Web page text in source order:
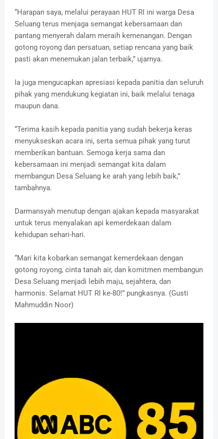
“Harapan saya, melalui perayaan HUT RI ini warga Desa
Seluang terus menjaga semangat kebersamaan dan
pantang menyerah dalam meraih kemenangan. Dengan
gotong royong dan persatuan, setiap rencana yang baik
pasti akan menemukan jalan terbaik,” ujarnya.
Ia juga mengucapkan apresiasi kepada panitia dan seluruh
pihak yang mendukung kegiatan ini, baik melalui tenaga
maupun dana.
“Terima kasih kepada panitia yang sudah bekerja keras
menyukseskan acara ini, serta semua pihak yang turut
memberikan bantuan. Semoga kerja sama dan
kebersamaan ini menjadi semangat kita dalam
membangun Desa Seluang ke arah yang lebih baik,”
tambahnya.
Darmansyah menutup dengan ajakan kepada masyarakat
untuk terus menyalakan api kemerdekaan dalam
kehidupan sehari-hari.
“Mari kita kobarkan semangat kemerdekaan dengan
gotong royong, cinta tanah air, dan komitmen membangun
Desa Seluang menjadi lebih maju, sejahtera, dan
harmonis. Selamat HUT RI ke-80!” pungkasnya. (Gusti
Mahmuddin Noor)